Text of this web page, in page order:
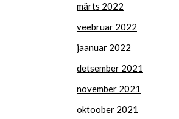
märts 2022
veebruar 2022
jaanuar 2022
detsember 2021
november 2021
oktoober 2021